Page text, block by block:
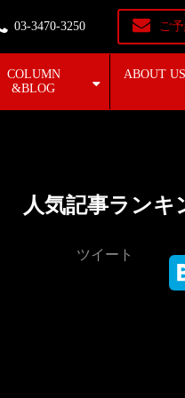
03-3470-3250 ご
COLUMN
&BLOG
ABOUT US
人気記事ランキ
ツイート